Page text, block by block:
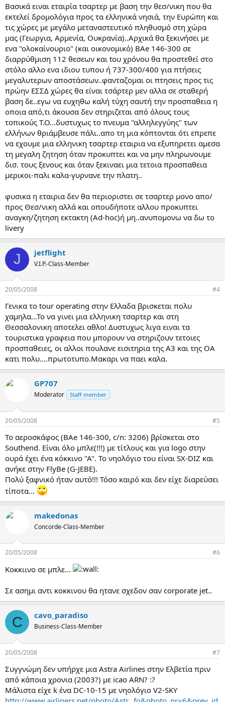
Βασικά ειναι εταιρία τσαρτερ με βαση την θεσ/νικη που θα
εκτελεί δρομολόγια προς τα ελληνικά νησιά, την Ευρώπη και
τις χώρες με μεγάλο μεταναστευτικό πληθυσμό στη χώρα
μας (Γεωργια, Αρμενία, Ουκρανία)..Αρχικά θα ξεκινήσει με
ενα "ολοκαίνουριο" (και οικονομικό) BAe 146-300 σε
διαρρύθμιση 112 θεσεων και toυ χρόνου θα προστεθεί στο
στόλο αλλο ενα ιδιου τυπου ή 737-300/400 για πτήσεις
μεγαλυτερων αποστάσεων..φανταζομαι οι πτησεις προς τις
πρώην ΕΣΣΔ χώρες θα είναι τσάρτερ μεν αλλα σε σταθερή
βαση δε..εγω να ευχηθω καλή τύχη σαυτή την προσπαθεια η
οποια από,τι άκουσα δεν στηριζεται από όλους τους
τοπικούς Τ.Ο...δυστυχως το πνευμα "αλληλεγγύης" των
ελλήνων θριάμβευσε πάλι..απο τη μια κόπτονται ότι επρεπε
να εχουμε μια ελληνικη τσαρτερ εταιρια να εξυπηρετει αμεσα
τη μεγαλη ζητηση όταν προκυπτει και να μην πληρωνουμε
δισ. τους ξενους και όταν ξεκιναει μια τετοια προσπαθεια
μερικοι-παλι καλα-γυρνανε την πλατη..
φυσικα η εταιρια δεν θα περιοριστει σε τσαρτερ μονο απο/
προς Θεσ/νικη αλλά και οπουδήποτε αλλου προκυπτει
αναγκη/ζητηση εκτακτη (Ad-hoc)ή μη..ανυπομονω να δω το
livery
J jetflight
V.I.P.-Class-Member
20/05/2008 #4
Γενικα το tour operating στην Ελλαδα βρισκεται πολυ
χαμηλα...Το να γινει μια ελληνικη τσαρτερ και στη
Θεσσαλονικη αποτελει αθλο! Δυστυχως λιγα ειναι τα
τουριστικα γραφεια που μπορουν να στηριζουν τετοιες
προσπαθειες, οι αλλοι πουλανε εισιτηρια της Α3 και της ΟΑ
κατι πολυ....πρωτοτυπο.Μακαρι να παει καλα.
GP707
Moderator Staff member
20/05/2008 #5
To αεροσκάφος (BAe 146-300, c/n: 3206) βρίσκεται στο
Southend. Είναι όλο μπλε(!!!) με τίτλους και για logo στην
ουρά έχει ένα κόκκινο "Α". Το νηολόγιο του είναι SX-DIZ και
ανήκε στην FlyBe (G-JEBE).
Πολύ ξαφνικό ήταν αυτό!!! Τόσο καιρό και δεν είχε διαρεύσει
τίποτα...
makedonas
Concorde-Class-Member
20/05/2008 #6
Κοκκιινο σε μπλε...
Σε ασημι αντι κοκκινου θα ητανε σχεδον σαν corporate jet..
C cavo_paradiso
Business-Class-Member
20/05/2008 #7
Συγγνώμη δεν υπήρχε μια Astra Airlines στην Ελβετία πριν
από κάποια χρονια (2003?) με icao ARN? :?
Μάλιστα είχε k ένα DC-10-15 με νηολόγιο V2-SKY